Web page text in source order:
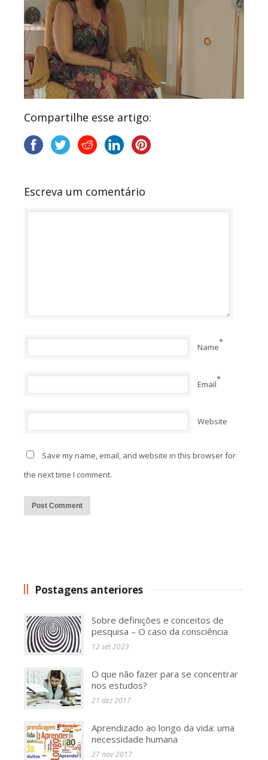
Compartilhe esse artigo:
Escreva um comentário
Name*
Email*
Website
Save my name, email, and website in this browser for
the next time I comment.
Postagens anteriores
Sobre definições e conceitos de
pesquisa – O caso da consciência
12 set 2023
O que não fazer para se concentrar
nos estudos?
21 dez 2017
Aprendizado ao longo da vida: uma
necessidade humana
27 nov 2017